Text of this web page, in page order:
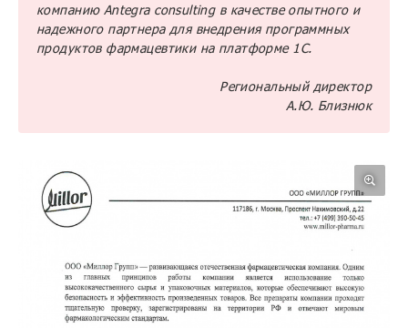
компанию Antegra consulting в качестве опытного и
надежного партнера для внедрения программных
продуктов фармацевтики на платформе 1С.
Региональный директор
А.Ю. Близнюк